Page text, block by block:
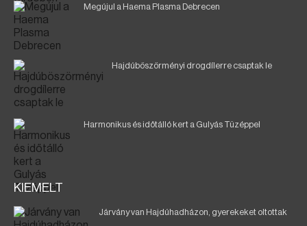
Megújul a Haema Plasma Debrecen
Hajdúböszörményi drogdílerre csaptak le
Harmonikus és időtálló kert a Gulyás Tüzéppel
KIEMELT
Járvány van Hajdúhadházon, gyerekeket oltottak